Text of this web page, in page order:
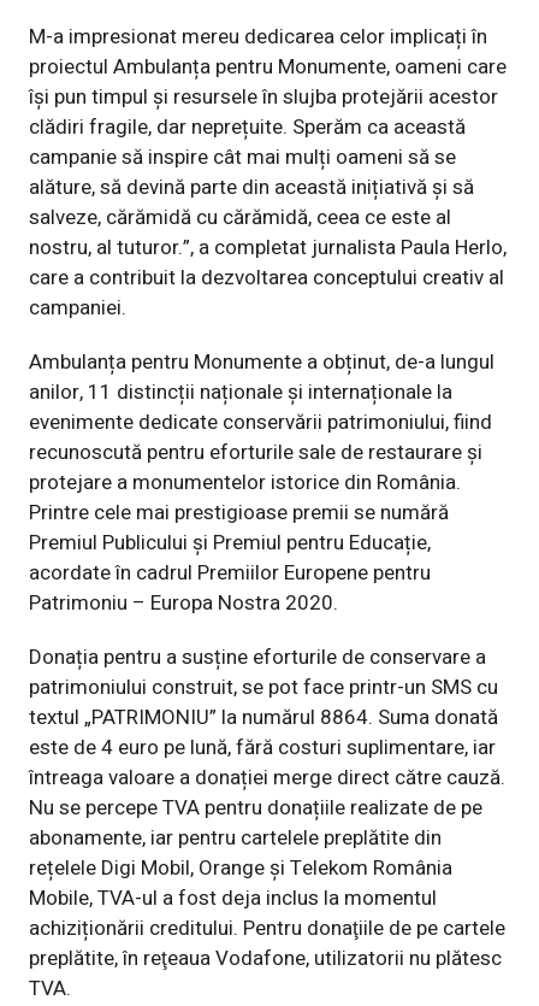
M-a impresionat mereu dedicarea celor implicați în
proiectul Ambulanța pentru Monumente, oameni care
își pun timpul și resursele în slujba protejării acestor
clădiri fragile, dar neprețuite. Sperăm ca această
campanie să inspire cât mai mulți oameni să se
alăture, să devină parte din această inițiativă și să
salveze, cărămidă cu cărămidă, ceea ce este al
nostru, al tuturor.”, a completat jurnalista Paula Herlo,
care a contribuit la dezvoltarea conceptului creativ al
campaniei.
Ambulanța pentru Monumente a obținut, de-a lungul
anilor, 11 distincții naționale și internaționale la
evenimente dedicate conservării patrimoniului, fiind
recunoscută pentru eforturile sale de restaurare și
protejare a monumentelor istorice din România.
Printre cele mai prestigioase premii se numără
Premiul Publicului și Premiul pentru Educație,
acordate în cadrul Premiilor Europene pentru
Patrimoniu – Europa Nostra 2020.
Donația pentru a susține eforturile de conservare a
patrimoniului construit, se pot face printr-un SMS cu
textul „PATRIMONIU” la numărul 8864. Suma donată
este de 4 euro pe lună, fără costuri suplimentare, iar
întreaga valoare a donației merge direct către cauză.
Nu se percepe TVA pentru donațiile realizate de pe
abonamente, iar pentru cartelele preplătite din
rețelele Digi Mobil, Orange și Telekom România
Mobile, TVA-ul a fost deja inclus la momentul
achiziționării creditului. Pentru donaţiile de pe cartele
preplătite, în reţeaua Vodafone, utilizatorii nu plătesc
TVA.